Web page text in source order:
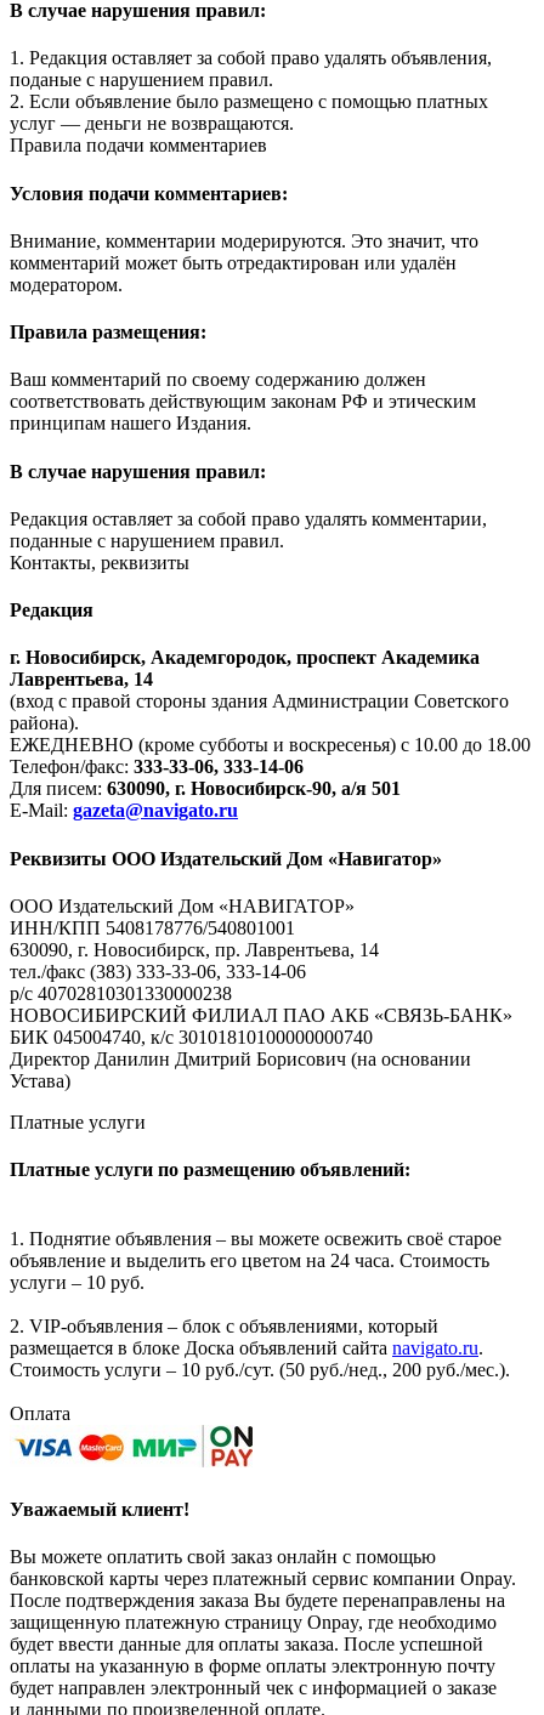
В случае нарушения правил:
1. Редакция оставляет за собой право удалять объявления,
поданые с нарушением правил.
2. Если объявление было размещено с помощью платных
услуг — деньги не возвращаются.
Правила подачи комментариев
Условия подачи комментариев:
Внимание, комментарии модерируются. Это значит, что
комментарий может быть отредактирован или удалён
модератором.
Правила размещения:
Ваш комментарий по своему содержанию должен
соответствовать действующим законам РФ и этическим
принципам нашего Издания.
В случае нарушения правил:
Редакция оставляет за собой право удалять комментарии,
поданные с нарушением правил.
Контакты, реквизиты
Редакция
г. Новосибирск, Академгородок, проспект Академика
Лаврентьева, 14
(вход с правой стороны здания Администрации Советского
района).
ЕЖЕДНЕВНО (кроме субботы и воскресенья) с 10.00 до 18.00
Телефон/факс: 333-33-06, 333-14-06
Для писем: 630090, г. Новосибирск-90, а/я 501
E-Mail: gazeta@navigato.ru
Реквизиты ООО Издательский Дом «Навигатор»
ООО Издательский Дом «НАВИГАТОР»
ИНН/КПП 5408178776/540801001
630090, г. Новосибирск, пр. Лаврентьева, 14
тел./факс (383) 333-33-06, 333-14-06
р/с 40702810301330000238
НОВОСИБИРСКИЙ ФИЛИАЛ ПАО АКБ «СВЯЗЬ-БАНК»
БИК 045004740, к/с 30101810100000000740
Директор Данилин Дмитрий Борисович (на основании
Устава)
Платные услуги
Платные услуги по размещению объявлений:
1. Поднятие объявления – вы можете освежить своё старое
объявление и выделить его цветом на 24 часа. Стоимость
услуги – 10 руб.
2. VIP-объявления – блок с объявлениями, который
размещается в блоке Доска объявлений сайта navigato.ru.
Стоимость услуги – 10 руб./сут. (50 руб./нед., 200 руб./мес.).
Оплата
Уважаемый клиент!
Вы можете оплатить свой заказ онлайн с помощью
банковской карты через платежный сервис компании Onpay.
После подтверждения заказа Вы будете перенаправлены на
защищенную платежную страницу Onpay, где необходимо
будет ввести данные для оплаты заказа. После успешной
оплаты на указанную в форме оплаты электронную почту
будет направлен электронный чек с информацией о заказе
и данными по произведенной оплате.